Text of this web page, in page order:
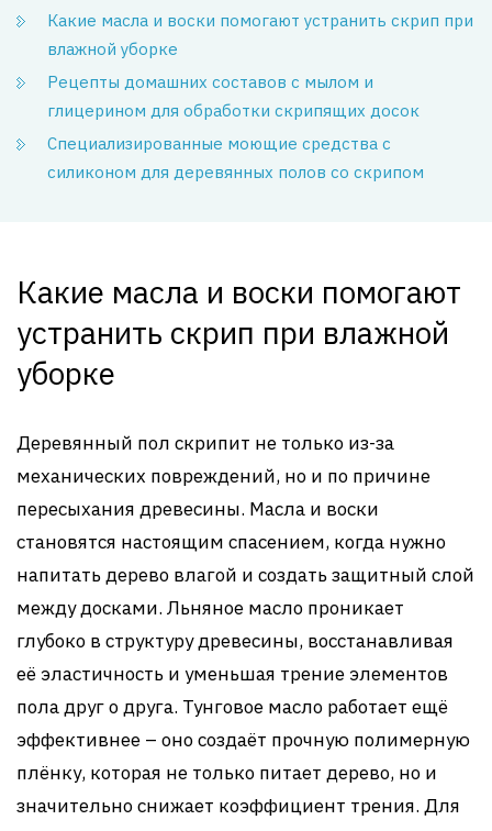
Какие масла и воски помогают устранить скрип при
влажной уборке
Рецепты домашних составов с мылом и
глицерином для обработки скрипящих досок
Специализированные моющие средства с
силиконом для деревянных полов со скрипом
Какие масла и воски помогают
устранить скрип при влажной
уборке
Деревянный пол скрипит не только из-за
механических повреждений, но и по причине
пересыхания древесины. Масла и воски
становятся настоящим спасением, когда нужно
напитать дерево влагой и создать защитный слой
между досками. Льняное масло проникает
глубоко в структуру древесины, восстанавливая
её эластичность и уменьшая трение элементов
пола друг о друга. Тунговое масло работает ещё
эффективнее – оно создаёт прочную полимерную
плёнку, которая не только питает дерево, но и
значительно снижает коэффициент трения. Для